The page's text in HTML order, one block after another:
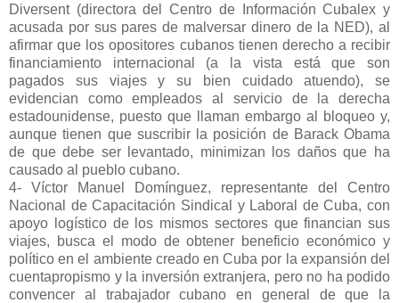
Diversent (directora del Centro de Información Cubalex y
acusada por sus pares de malversar dinero de la NED), al
afirmar que los opositores cubanos tienen derecho a recibir
financiamiento internacional (a la vista está que son
pagados sus viajes y su bien cuidado atuendo), se
evidencian como empleados al servicio de la derecha
estadounidense, puesto que llaman embargo al bloqueo y,
aunque tienen que suscribir la posición de Barack Obama
de que debe ser levantado, minimizan los daños que ha
causado al pueblo cubano.
4- Víctor Manuel Domínguez, representante del Centro
Nacional de Capacitación Sindical y Laboral de Cuba, con
apoyo logístico de los mismos sectores que financian sus
viajes, busca el modo de obtener beneficio económico y
político en el ambiente creado en Cuba por la expansión del
cuentapropismo y la inversión extranjera, pero no ha podido
convencer al trabajador cubano en general de que la